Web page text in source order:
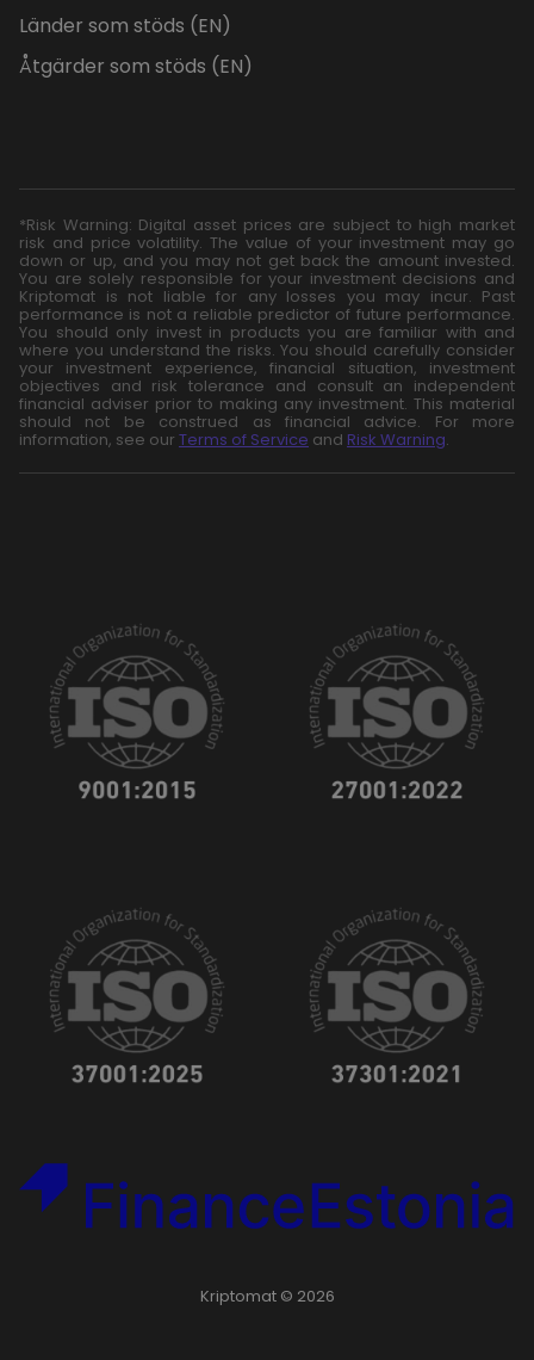
Länder som stöds (EN)
Åtgärder som stöds (EN)
*Risk Warning: Digital asset prices are subject to high market
risk and price volatility. The value of your investment may go
down or up, and you may not get back the amount invested.
You are solely responsible for your investment decisions and
Kriptomat is not liable for any losses you may incur. Past
performance is not a reliable predictor of future performance.
You should only invest in products you are familiar with and
where you understand the risks. You should carefully consider
your investment experience, financial situation, investment
objectives and risk tolerance and consult an independent
financial adviser prior to making any investment. This material
should not be construed as financial advice. For more
information, see our Terms of Service and Risk Warning.
Kriptomat © 2026